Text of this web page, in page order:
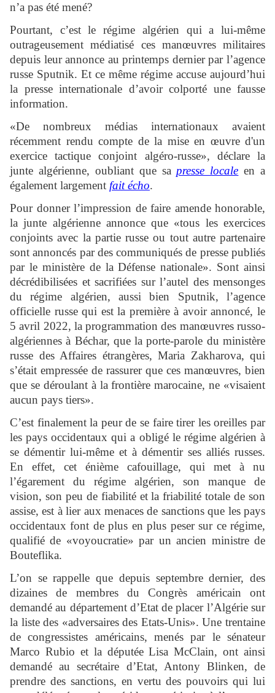
n’a pas été mené?
Pourtant, c’est le régime algérien qui a lui-même
outrageusement médiatisé ces manœuvres militaires
depuis leur annonce au printemps dernier par l’agence
russe Sputnik. Et ce même régime accuse aujourd’hui
la presse internationale d’avoir colporté une fausse
information.
«De nombreux médias internationaux avaient
récemment rendu compte de la mise en œuvre d'un
exercice tactique conjoint algéro-russe», déclare la
junte algérienne, oubliant que sa presse locale en a
également largement fait écho.
Pour donner l’impression de faire amende honorable,
la junte algérienne annonce que «tous les exercices
conjoints avec la partie russe ou tout autre partenaire
sont annoncés par des communiqués de presse publiés
par le ministère de la Défense nationale». Sont ainsi
décrédibilisées et sacrifiées sur l’autel des mensonges
du régime algérien, aussi bien Sputnik, l’agence
officielle russe qui est la première à avoir annoncé, le
5 avril 2022, la programmation des manœuvres russo-
algériennes à Béchar, que la porte-parole du ministère
russe des Affaires étrangères, Maria Zakharova, qui
s’était empressée de rassurer que ces manœuvres, bien
que se déroulant à la frontière marocaine, ne «visaient
aucun pays tiers».
C’est finalement la peur de se faire tirer les oreilles par
les pays occidentaux qui a obligé le régime algérien à
se démentir lui-même et à démentir ses alliés russes.
En effet, cet énième cafouillage, qui met à nu
l’égarement du régime algérien, son manque de
vision, son peu de fiabilité et la friabilité totale de son
assise, est à lier aux menaces de sanctions que les pays
occidentaux font de plus en plus peser sur ce régime,
qualifié de «voyoucratie» par un ancien ministre de
Bouteflika.
L’on se rappelle que depuis septembre dernier, des
dizaines de membres du Congrès américain ont
demandé au département d’Etat de placer l’Algérie sur
la liste des «adversaires des Etats-Unis». Une trentaine
de congressistes américains, menés par le sénateur
Marco Rubio et la députée Lisa McClain, ont ainsi
demandé au secrétaire d’Etat, Antony Blinken, de
prendre des sanctions, en vertu des pouvoirs qui lui